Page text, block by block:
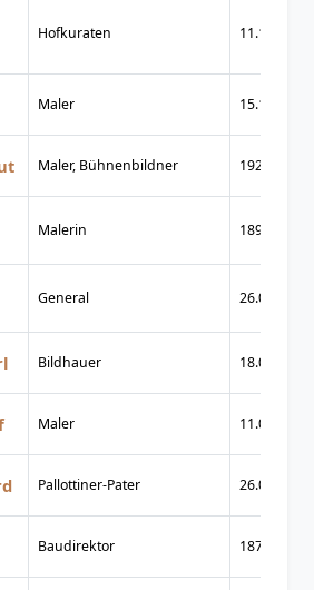
Hofkuraten 11.11.1797
Maler 15.12.1851
Maler, Bühnenbildner 1924
Malerin 1894
General 26.06.1869
Bildhauer 18.02.1904
Maler 11.02.1863
Pallottiner-Pater 26.05.1900
Baudirektor 1878